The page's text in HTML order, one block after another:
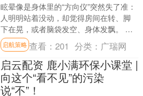
眩晕像是身体里的“方向仪”突然失了准：
人明明站着没动，却觉得房间在转、脚
下在晃，或者脑袋发空、身体发飘。 它
并不是一种独立疾病，而是一类身体感
觉的统称，背后可能....
启航策略 查看：201 分类： 广瑞网
启云配资 鹿小满环保小课堂 |
向这个“看不见”的污染
说“不”！